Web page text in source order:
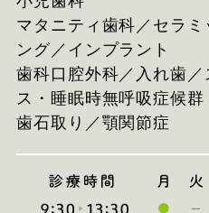
マタニティ歯科／セラ
ング／インプラント
歯科口腔外科／入れ歯
ス・睡眠時無呼吸症候群
歯石取り／顎関節症